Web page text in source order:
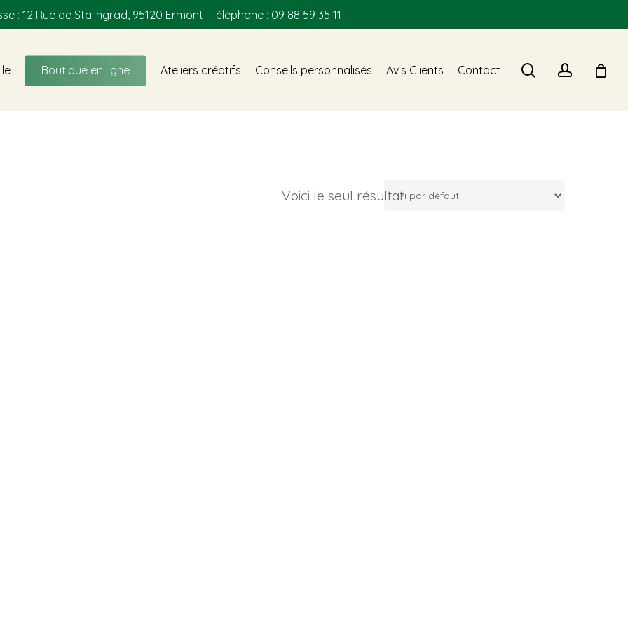
: 12 Rue de Stalingrad, 95120 Ermont | Téléphone : 09 88 59 35 11
Boutique en ligne Ateliers créatifs Conseils personnalisés Avis Clients Contact searchaccount
Voici le seul résultat